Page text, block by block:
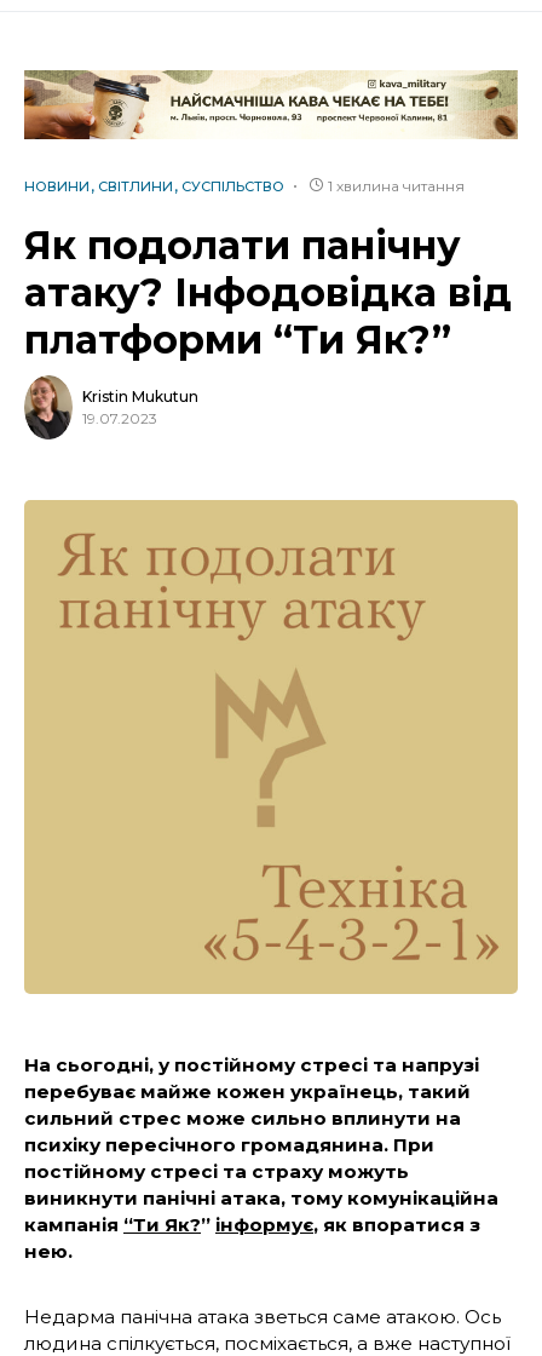
НОВИНИ СВІТЛИНИ СУСПІЛЬСТВО 1 хвилина читання
Як подолати панічну
атаку? Інфодовідка від
платформи “Ти Як?”
Kristin Mukutun
19.07.2023
На сьогодні, у постійному стресі та напрузі
перебуває майже кожен українець, такий
сильний стрес може сильно вплинути на
психіку пересічного громадянина. При
постійному стресі та страху можуть
виникнути панічні атака, тому комунікаційна
кампанія “Ти Як?” інформує, як впоратися з
нею.
Недарма панічна атака зветься саме атакою. Ось
людина спілкується, посміхається, а вже наступної